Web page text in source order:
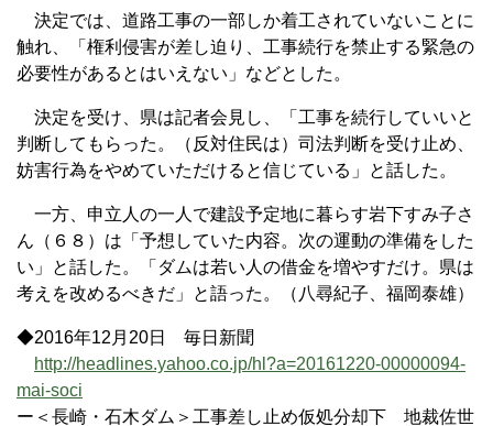
決定では、道路工事の一部しか着工されていないことに
触れ、「権利侵害が差し迫り、工事続行を禁止する緊急の
必要性があるとはいえない」などとした。
決定を受け、県は記者会見し、「工事を続行していいと
判断してもらった。（反対住民は）司法判断を受け止め、
妨害行為をやめていただけると信じている」と話した。
一方、申立人の一人で建設予定地に暮らす岩下すみ子さ
ん（６８）は「予想していた内容。次の運動の準備をした
い」と話した。「ダムは若い人の借金を増やすだけ。県は
考えを改めるべきだ」と語った。（八尋紀子、福岡泰雄）
◆2016年12月20日 毎日新聞
http://headlines.yahoo.co.jp/hl?a=20161220-00000094-
mai-soci
ー＜長崎・石木ダム＞工事差し止め仮処分却下 地裁佐世